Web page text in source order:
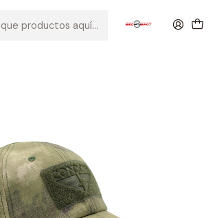
GORRA TACTICA A TACS FG